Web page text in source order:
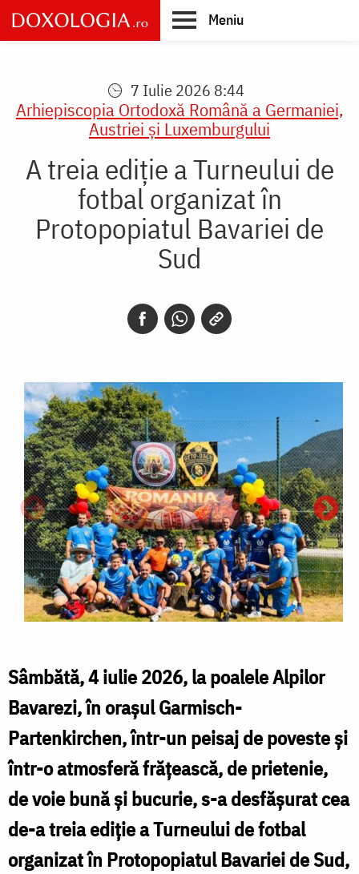
Skip
to
main
Meniu
7 Iulie 2026 8:44
Arhiepiscopia Ortodoxă Română a Germaniei,
Austriei şi Luxemburgului
A treia ediție a Turneului de
fotbal organizat în
Protopopiatul Bavariei de
Sud
Sâmbătă, 4 iulie 2026, la poalele Alpilor
Bavarezi, în orașul Garmisch-
Partenkirchen, într-un peisaj de poveste și
într-o atmosferă frățească, de prietenie,
de voie bună și bucurie, s-a desfășurat cea
de-a treia ediție a Turneului de fotbal
organizat în Protopopiatul Bavariei de Sud,